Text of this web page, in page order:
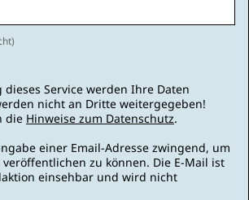
Service werden Ihre Daten
nicht an Dritte weitergegeben!
die Hinweise zum Datenschutz.
einer Email-Adresse zwingend, um
zu können. Die E-Mail ist
einsehbar und wird nicht